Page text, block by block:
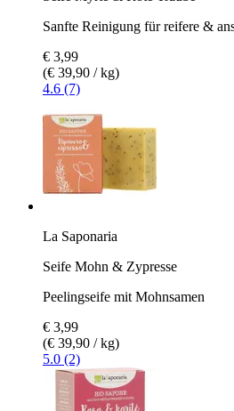
Sanfte Reinigung für reifere &
€ 3,99
(€ 39,90 / kg)
4.6 (7)
La Saponaria
Seife Mohn & Zypresse
Peelingseife mit Mohnsamen
€ 3,99
(€ 39,90 / kg)
5.0 (2)